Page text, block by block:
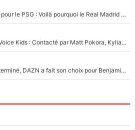
Yan Diomandé était trop cher pour le PSG : Voilà pourquoi le Real Madrid a accepté de payer la somme record de 140M€ pour boucler son transfert !
De l'équipe de France à The Voice Kids : Contacté par Matt Pokora, Kylian Mbappé a accepté de jouer un rôle inédit sur TF1 !
La Liga sur beIN Sports c’est terminé, DAZN a fait son choix pour Benjamin Da Silva et Omar Da Fonseca !